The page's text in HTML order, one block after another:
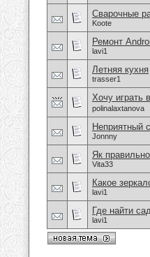
Сварочные
Koote
Ремонт
lavi1
Летняя кухня
trasser1
Хочу играть
polinalaxtanova
Неприятный
Jonnny
Як
Vita33
Какое
lavi1
Где найти
lavi1